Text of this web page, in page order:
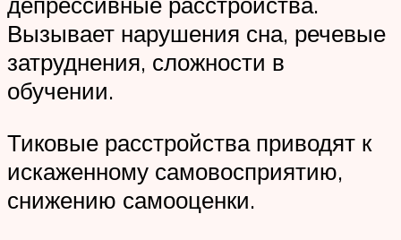
Вызывает нарушения сна, речевые
затруднения, сложности в
обучении.
Тиковые расстройства приводят к
искаженному самовосприятию,
снижению самооценки.